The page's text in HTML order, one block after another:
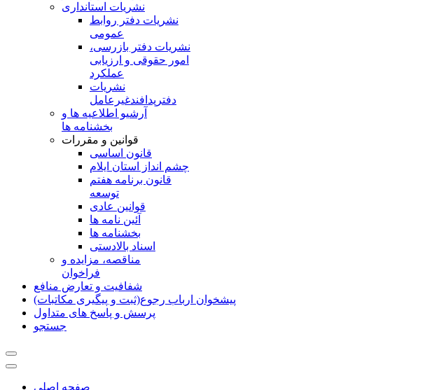
نشریات استانداری
نشریات دفتر روابط
عمومی
نشريات دفتر بازرسی،
امور حقوقی و ارزيابی
عملکرد
نشريات
دفترپدافندغيرعامل
آرشیو اطلاعیه ها و
بخشنامه ها
قوانین و مقررات
قانون اساسی
چشم انداز استان ایلام
قانون برنامه هفتم
توسعه
قوانین عادی
آئین نامه ها
بخشنامه ها
اسناد بالادستی
مناقصه، مزایده و
فراخوان
شفافیت و تعارض منافع
پیشخوان ارباب رجوع(ثبت و پیگیری مکاتبات)
پرسش و پاسخ های متداول
جستجو
صفحه اصلی